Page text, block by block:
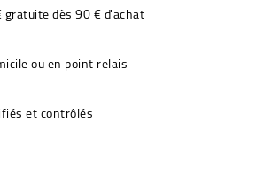
dès 90 € d'achat
ou en point relais
et contrôlés